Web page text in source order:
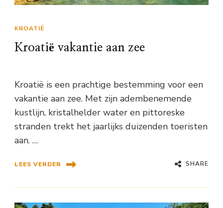
KROATIË
Kroatië vakantie aan zee
Kroatië is een prachtige bestemming voor een
vakantie aan zee. Met zijn adembenemende
kustlijn, kristalhelder water en pittoreske
stranden trekt het jaarlijks duizenden toeristen
aan. …
LEES VERDER SHARE